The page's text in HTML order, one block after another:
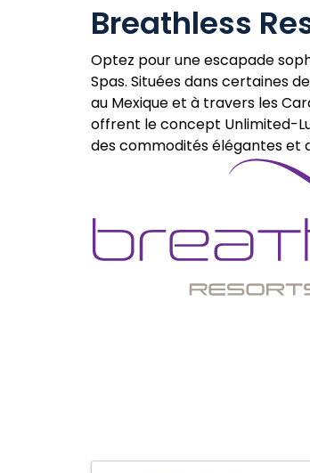
Breathless
Optez pour une escapade
Spas. Situées dans certaines
au Mexique et à travers les
offrent le concept Unlimited-
des commodités élégantes et